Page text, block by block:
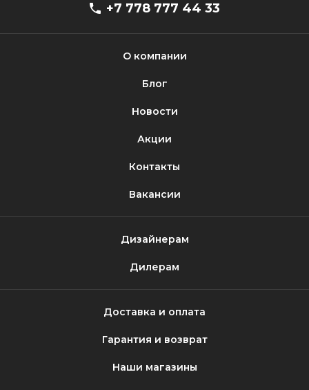
+7 778 777 44 33
О компании
Блог
Новости
Акции
Контакты
Вакансии
Дизайнерам
Дилерам
Доставка и оплата
Гарантия и возврат
Наши магазины